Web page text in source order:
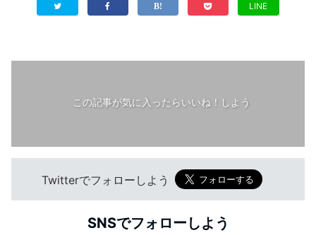
LINE
この記事が気に入ったらいいね！しよう
Twitterでフォローしよう
SNSでフォローしよう